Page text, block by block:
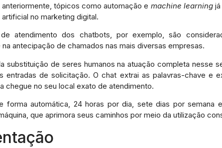
tópicos como automação e machine learningjá
no marketing digital.
atendimento dos chatbots, por exemplo, são
antecipação de chamados nas mais diversas empresas.
substituição de seres humanos na atuação completa nesse
entradas de solicitação. O chat extrai as palavras-chave e
chegue no seu local exato de atendimento.
forma automática, 24 horas por dia, sete dias por semana
que aprimora seus caminhos por meio da utilização